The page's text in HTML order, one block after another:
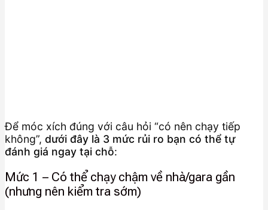
Để móc xích đúng với câu hỏi “có nên chạy tiếp
không”, dưới đây là 3 mức rủi ro bạn có thể tự
đánh giá ngay tại chỗ:
Mức 1 – Có thể chạy chậm về nhà/gara gần
(nhưng nên kiểm tra sớm)